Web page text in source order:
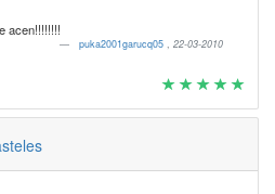
acen!!!!!!!!
puka2001garucq05 , 22-03-2010